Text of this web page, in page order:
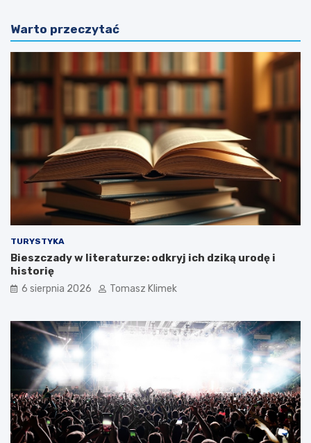
Warto przeczytać
TURYSTYKA
Bieszczady w literaturze: odkryj ich dziką urodę i
historię
6 sierpnia 2026 Tomasz Klimek